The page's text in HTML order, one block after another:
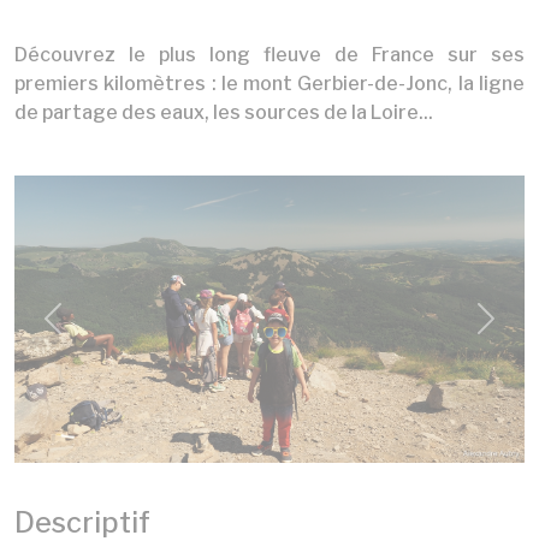
Découvrez le plus long fleuve de France sur ses
premiers kilomètres : le mont Gerbier-de-Jonc, la ligne
de partage des eaux, les sources de la Loire...
Previous Next
Descriptif